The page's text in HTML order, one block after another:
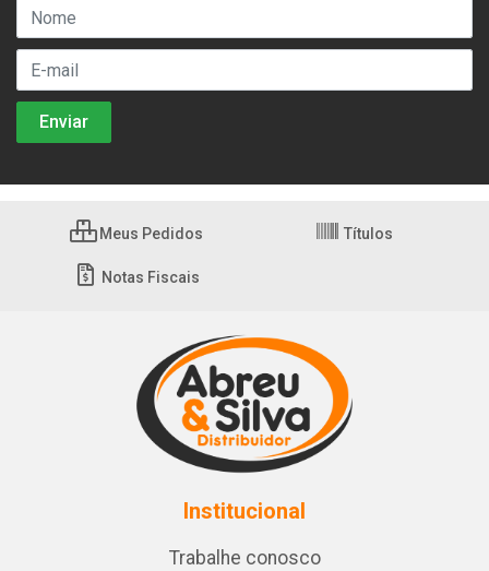
Meus Pedidos Títulos
Notas Fiscais
Institucional
Trabalhe conosco